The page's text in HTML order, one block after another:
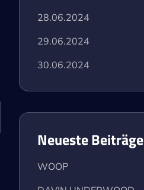
28.06.2024
29.06.2024
30.06.2024
Neueste Beiträge
WOOP